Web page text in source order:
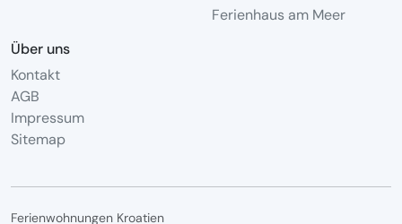
Ferienhaus am Meer
Über uns
Kontakt
AGB
Impressum
Sitemap
Ferienwohnungen Kroatien